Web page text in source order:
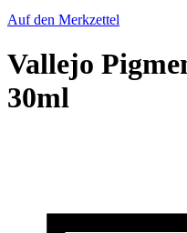
Auf den Merkzettel
Vallejo
30ml